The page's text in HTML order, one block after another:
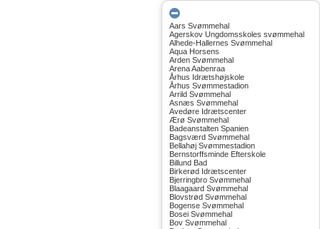
Aars Svømmehal
Agerskov Ungdomsskoles svømmehal
Alhede-Hallernes Svømmehal
Aqua Horsens
Arden Svømmehal
Arena Aabenraa
Århus Idrætshøjskole
Århus Svømmestadion
Arrild Svømmehal
Asnæs Svømmehal
Avedøre Idrætscenter
Ærø Svømmehal
Badeanstalten Spanien
Bagsværd Svømmehal
Bellahøj Svømmestadion
Bernstorffsminde Efterskole
Billund Bad
Birkerød Idrætscenter
Bjerringbro Svømmehal
Blaagaard Svømmehal
Blovstrød Svømmehal
Bogense Svømmehal
Bosei Svømmehal
Bov Svømmehal